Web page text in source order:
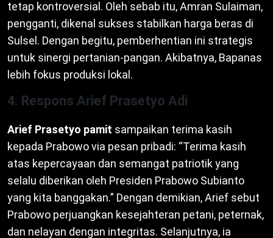
tetap kontroversial. Oleh sebab itu, Amran Sulaiman,
pengganti, dikenal sukses stabilkan harga beras di
Sulsel. Dengan begitu, pemberhentian ini strategis
untuk sinergi pertanian-pangan. Akibatnya, Bapanas
lebih fokus produksi lokal.
4. Respons Arief Prasetyo Adi
Arief Prasetyo pamit sampaikan terima kasih
kepada Prabowo via pesan pribadi: “Terima kasih
atas kepercayaan dan semangat patriotik yang
selalu diberikan oleh Presiden Prabowo Subianto
yang kita banggakan.” Dengan demikian, Arief sebut
Prabowo perjuangkan kesejahteran petani, peternak,
dan nelayan dengan integritas. Selanjutnya, ia